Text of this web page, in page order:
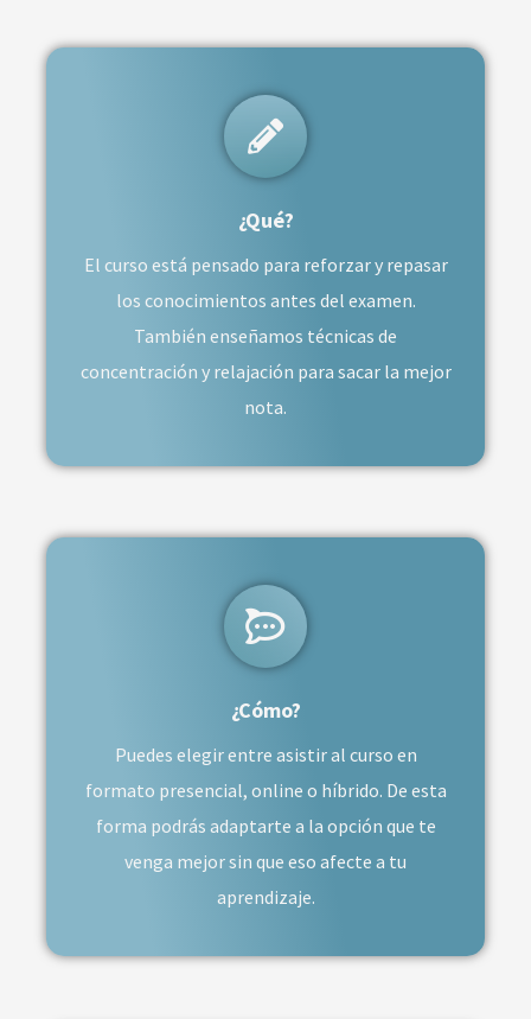
¿Qué?
El curso está pensado para reforzar y repasar
los conocimientos antes del examen.
También enseñamos técnicas de
concentración y relajación para sacar la mejor
nota.
¿Cómo?
Puedes elegir entre asistir al curso en
formato presencial, online o híbrido. De esta
forma podrás adaptarte a la opción que te
venga mejor sin que eso afecte a tu
aprendizaje.